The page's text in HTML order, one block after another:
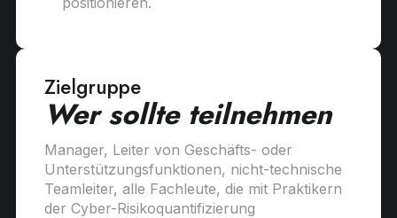
Zielgruppe
Wer sollte teilnehmen
Manager, Leiter von Geschäfts- oder
Unterstützungsfunktionen, nicht-technische
Teamleiter, alle Fachleute, die mit Praktikern
der Cyber-Risikoquantifizierung